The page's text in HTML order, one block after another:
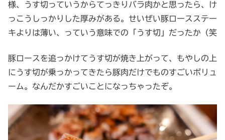
様、うす切っていうからてっきりバラ肉かと思ったら、け
っこうしっかりした厚みがある。せいぜい豚ロースステー
キよりは薄い、っていう意味での「うす切」だったか（笑
豚ロースを追っかけてうす切が焼き上がって、もやしの上
にうす切が乗っかってきたら豚肉だけでものすごいボリュ
ーム。なんだかすごいことになっちゃったぞ。